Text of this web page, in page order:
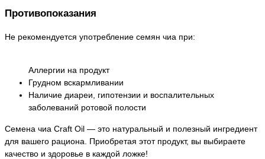
Противопоказания
Не рекомендуется употребление семян чиа при:
Аллергии на продукт
Грудном вскармливании
Наличие диареи, гипотензии и воспалительных
заболеваний ротовой полости
Семена чиа Craft Oil — это натуральный и полезный ингредиент
для вашего рациона. Приобретая этот продукт, вы выбираете
качество и здоровье в каждой ложке!